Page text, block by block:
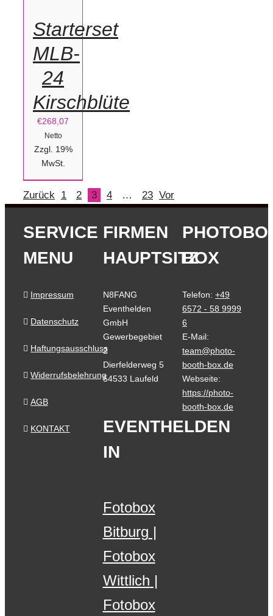
DETAILS
Starterset
MLB-
24
Kirschblüte
€268,07
Netto
Zzgl. 19%
MwSt.
Zurück 1 2 3 4 … 23 Vor
SERVICE
MENU
Impressum
Datenschutz
Haftungsausschluss
Widerrufsbelehrung
AGB
KONTAKT
FIRMEN
HAUPTSITZ
N8FANG
Eventhelden
GmbH
Gewerbegebiet
2
Dierfelderweg 5
54533 Laufeld
BOX
Telefon: +49
6572 - 58 9999
6
E-Mail:
team@photo-
booth-box.de
Webseite:
https://photo-
booth-box.de
EVENTHELDEN
IN
Fotobox
Bitburg
Fotobox
Wittlich
Fotobox